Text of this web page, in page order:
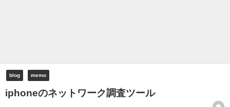
blog memo
iphoneのネットワーク調査ツール